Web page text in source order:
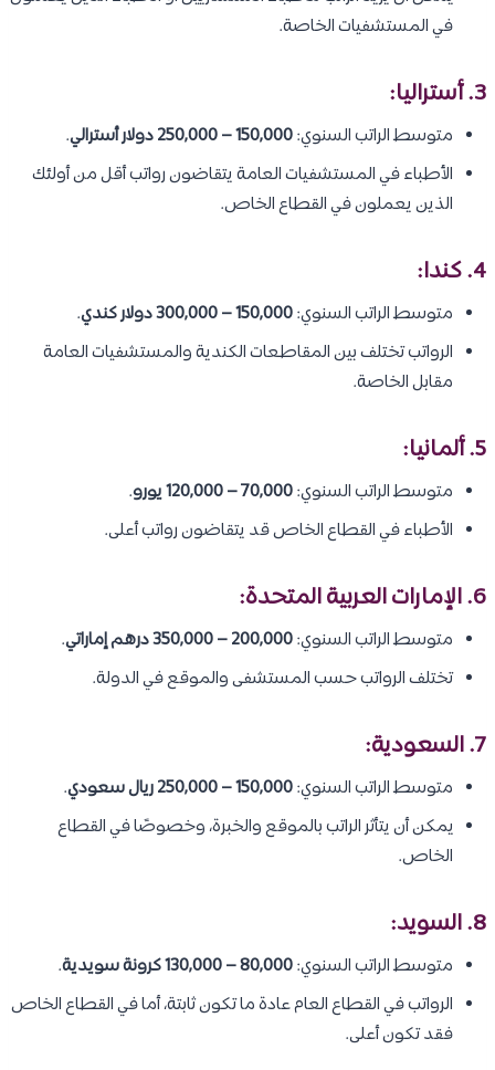
في المستشفيات الخاصة.
3. أستراليا:
متوسط الراتب السنوي:150,000 – 250,000 دولار أسترالي
.
الأطباء في المستشفيات العامة يتقاضون رواتب أقل من أولئك
الذين يعملون في القطاع الخاص.
4. كندا:
متوسط الراتب السنوي:150,000 – 300,000 دولار كندي
.
الرواتب تختلف بين المقاطعات الكندية والمستشفيات العامة
مقابل الخاصة.
5. ألمانيا:
متوسط الراتب السنوي:70,000 – 120,000 يورو
.
الأطباء في القطاع الخاص قد يتقاضون رواتب أعلى.
6. الإمارات العربية المتحدة:
متوسط الراتب السنوي:200,000 – 350,000 درهم إماراتي
.
تختلف الرواتب حسب المستشفى والموقع في الدولة.
7. السعودية:
متوسط الراتب السنوي:150,000 – 250,000 ريال سعودي
.
يمكن أن يتأثر الراتب بالموقع والخبرة، وخصوصًا في القطاع
الخاص.
8. السويد:
متوسط الراتب السنوي:80,000 – 130,000 كرونة سويدية
.
الرواتب في القطاع العام عادة ما تكون ثابتة، أما في القطاع الخاص
فقد تكون أعلى.